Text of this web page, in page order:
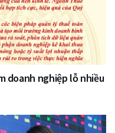
doanh nghiệp lỗ nhiều